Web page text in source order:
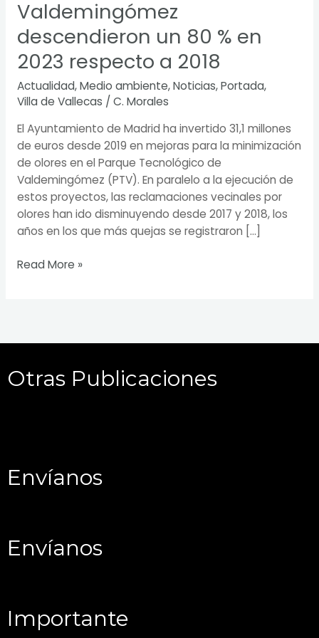
Valdemingómez
descendieron un 80 % en
2023 respecto a 2018
Actualidad,Medio ambiente,Noticias,Portada,
Villa de Vallecas / C. Morales
El Ayuntamiento de Madrid ha invertido 31,1 millones
de euros desde 2019 en mejoras para la minimización
de olores en el Parque Tecnológico de
Valdemingómez (PTV). En paralelo a la ejecución de
estos proyectos, las reclamaciones vecinales por
olores han ido disminuyendo desde 2017 y 2018, los
años en los que más quejas se registraron […]
Read More »
Otras Publicaciones
Envíanos
Envíanos
Importante